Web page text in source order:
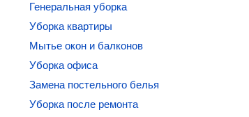
Генеральная уборка
Уборка квартиры
Мытье окон и балконов
Уборка офиса
Замена постельного белья
Уборка после ремонта